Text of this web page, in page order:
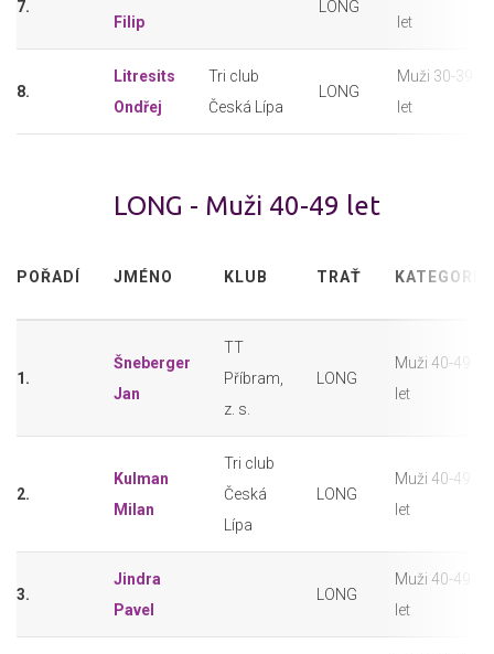
7.
Filip
LONG
let
8.
Litresits
Ondřej
Tri club
Česká Lípa
LONG
Muži 30-39
let
LONG - Muži 40-49 let
POŘADÍ JMÉNO KLUB TRAŤ KATEGORIE
1.
Šneberger
Jan
TT
Příbram,
z. s.
LONG
Muži 40-49
let
2.
Kulman
Milan
Tri club
Česká
Lípa
LONG
Muži 40-49
let
3.
Jindra
Pavel
LONG
Muži 40-49
let